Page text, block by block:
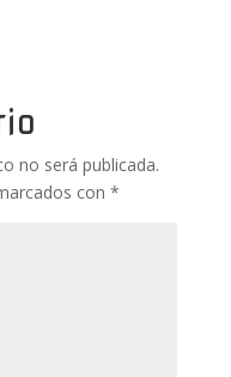
no será publicada.
con *